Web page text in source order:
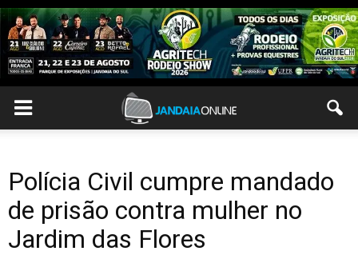
Polícia Civil cumpre mandado
de prisão contra mulher no
Jardim das Flores